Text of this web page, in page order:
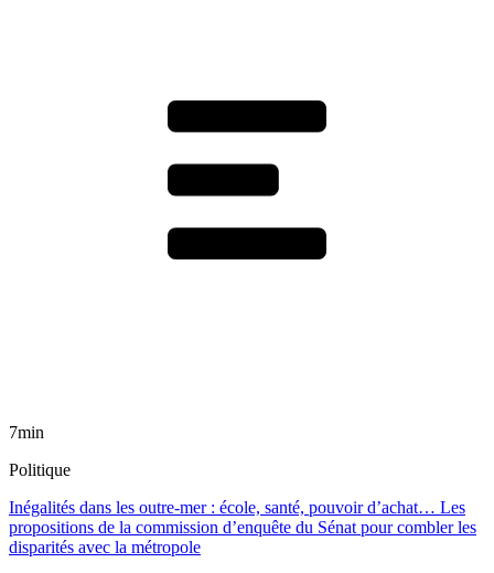
7min
Politique
Inégalités dans les outre-mer : école, santé, pouvoir d’achat… Les
propositions de la commission d’enquête du Sénat pour combler les
disparités avec la métropole